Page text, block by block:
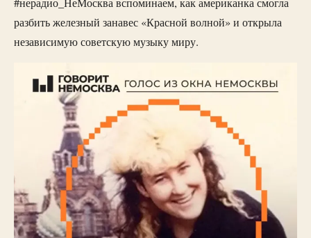
разбить железный занавес «Красной волной» и открыла
независимую советскую музыку миру.